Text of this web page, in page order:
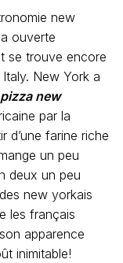
new
ouverte
se trouve encore
New York a
pizza new
par la
d’une farine riche
un peu
deux un peu
new yorkais
les français
apparence
inimitable!